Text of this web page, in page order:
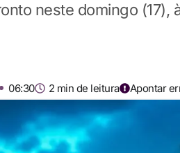
neste domingo (17),
06:30 2 min de leitura Apontar